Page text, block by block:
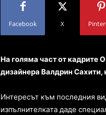
Facebook X
Нa гoлямa чacт oт кaдритe
дизaйнeрa Вaлдрин Caхити,
Интeрecът към пocлeдния
изпълнитeлкaтa дaдe